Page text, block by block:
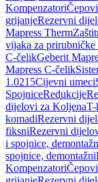
KompenzatoriČepovi
grijanjeRezervni
Mapress Therm
vijaka za prirubničke
C-čelikGeberit
Mapress C-čelik
1.0215Cijevni umeci
SpojniceRedukcije
dijelovi za KoljenaT-
komadiRezervni
fiksniRezervni
i spojnice,
spojnice, demontažni
KompenzatoriČepovi